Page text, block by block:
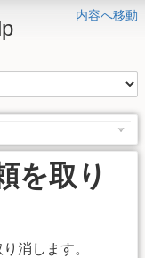
内容へ移動
を取り
消します。